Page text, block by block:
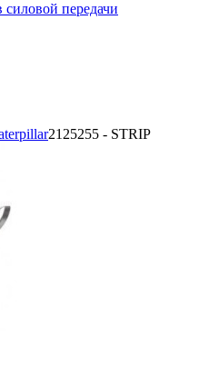
передачи
2125255 - STRIP